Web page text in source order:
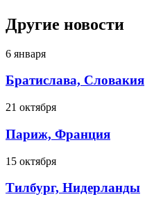
Другие новости
6 января
Братислава, Словакия
21 октября
Париж, Франция
15 октября
Тилбург, Нидерланды